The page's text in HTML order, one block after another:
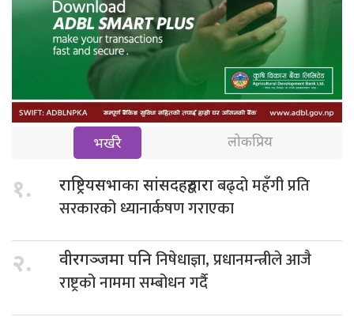
भर्खरै लोकप्रिय
१. राष्ट्रियसभाका सांसदहरुद्वाराबढ्दो महँगी प्रति
सरकारको ध्यानार्कषण गराएका
२. वीरगञ्जमा पनिनिषेधाज्ञा, प्रधानमन्त्रीले आजै
राष्ट्रको नाममा सम्बोधन गर्दै